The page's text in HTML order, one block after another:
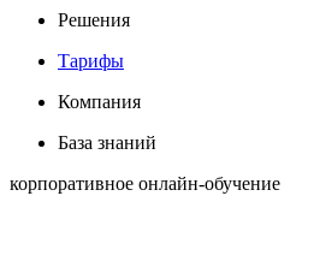
Решения
Тарифы
Компания
База знаний
корпоративное онлайн-обучение